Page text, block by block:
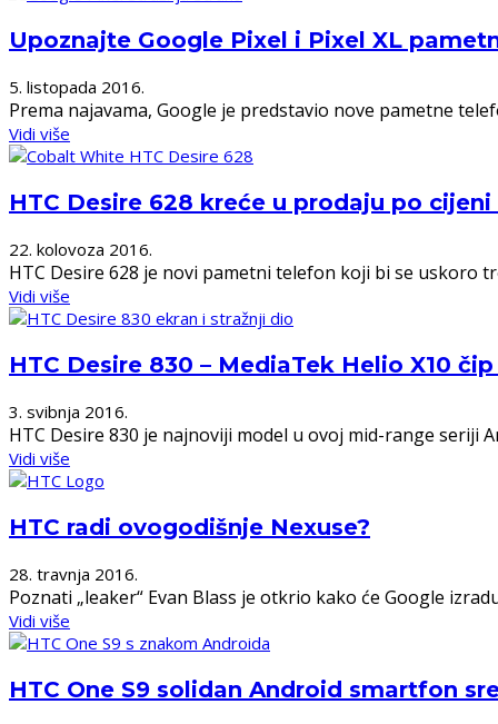
Upoznajte Google Pixel i Pixel XL
5. listopada 2016.
Prema najavama, Google je predstavio nove pametne
Vidi više
HTC Desire 628 kreće u prodaju po
22. kolovoza 2016.
HTC Desire 628 je novi pametni telefon koji bi se uskoro
Vidi više
HTC Desire 830 – MediaTek Helio X10
3. svibnja 2016.
HTC Desire 830 je najnoviji model u ovoj mid-range seriji
Vidi više
HTC radi ovogodišnje Nexuse?
28. travnja 2016.
Poznati „leaker“ Evan Blass je otkrio kako će Google
Vidi više
HTC One S9 solidan Android smartfon